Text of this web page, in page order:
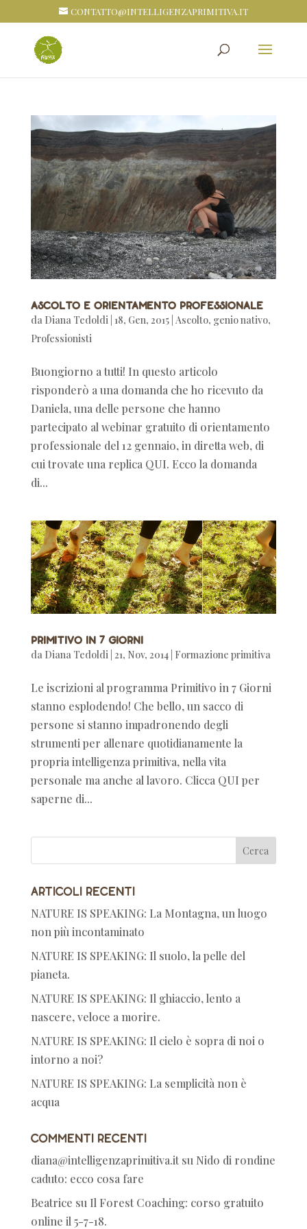
CONTATTO@INTELLIGENZAPRIMITIVA.IT
Ascolto e orientamento professionale
da Diana Tedoldi| 18, Gen, 2015| Ascolto, genio nativo,
Professionisti
Buongiorno a tutti! In questo articolo
risponderò a una domanda che ho ricevuto da
Daniela, una delle persone che hanno
partecipato al webinar gratuito di orientamento
professionale del 12 gennaio, in diretta web, di
cui trovate una replica QUI. Ecco la domanda
di...
Primitivo in 7 giorni
da Diana Tedoldi| 21, Nov, 2014| Formazione primitiva
Le iscrizioni al programma Primitivo in 7 Giorni
stanno esplodendo! Che bello, un sacco di
persone si stanno impadronendo degli
strumenti per allenare quotidianamente la
propria intelligenza primitiva, nella vita
personale ma anche al lavoro. Clicca QUI per
saperne di...
Articoli recenti
NATURE IS SPEAKING: La Montagna, un luogo
non più incontaminato
NATURE IS SPEAKING: Il suolo, la pelle del
pianeta.
NATURE IS SPEAKING: Il ghiaccio, lento a
nascere, veloce a morire.
NATURE IS SPEAKING: Il cielo è sopra di noi o
intorno a noi?
NATURE IS SPEAKING: La semplicità non è
acqua
Commenti recenti
diana@intelligenzaprimitiva.itsu Nido di rondine
caduto: ecco cosa fare
Beatrice su Il Forest Coaching: corso gratuito
online il 5-7-18.